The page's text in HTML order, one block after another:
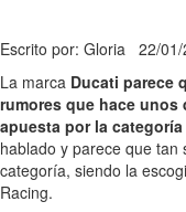
Escrito por: Gloria 22/
La marca Ducati parece
rumores que hace
apuesta por la categoría
hablado y parece que
categoría, siendo la
Racing.